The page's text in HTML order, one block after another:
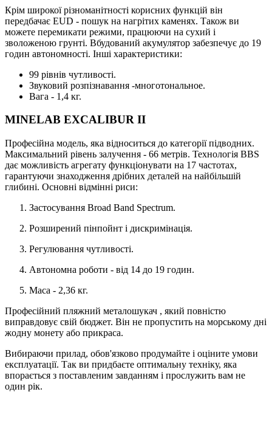
Крім широкої різноманітності корисних функцій він
передбачає EUD - пошук на нагрітих каменях. Також ви
можете перемикати режими, працюючи на сухий і
зволоженою грунті. Вбудований акумулятор забезпечує до 19
годин автономності. Інші характеристики:
99 рівнів чутливості.
Звуковий розпізнавання -многотональное.
Вага - 1,4 кг.
MINELAB EXCALIBUR II
Професійна модель, яка відноситься до категорії підводних.
Максимальний рівень залучення - 66 метрів. Технологія BBS
дає можливість агрегату функціонувати на 17 частотах,
гарантуючи знаходження дрібних деталей на найбільшій
глибині. Основні відмінні риси:
Застосування Broad Band Spectrum.
Розширений пінпойнт і дискримінація.
Регулювання чутливості.
Автономна роботи - від 14 до 19 годин.
Маса - 2,36 кг.
Професійний пляжний металошукач , який повністю
виправдовує свій бюджет. Він не пропустить на морському дні
жодну монету або прикраса.
Вибираючи прилад, обов'язково продумайте і оціните умови
експлуатації. Так ви придбаєте оптимальну техніку, яка
впорається з поставленим завданням і прослужить вам не
один рік.